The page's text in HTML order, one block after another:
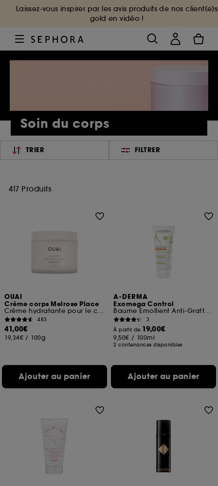
Laissez-vous inspirer par les avis produits de nos client(e)s
gold en vidéo !
Soin du corps
TRIER FILTRER
417 Produits
OUAI
Crème corps Melrose Place
Crème hydratante pour le corps
483
41,00€
19,34€ / 100g
Ajouter au panier
A-DERMA
Exomega Control
Baume Emollient Anti-Grattage
3
À partir de 19,00€
9,50€ / 100ml
2 contenances disponibles
Ajouter au panier